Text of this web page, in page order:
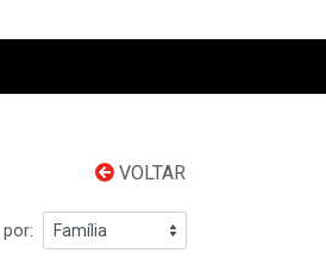
VOLTAR